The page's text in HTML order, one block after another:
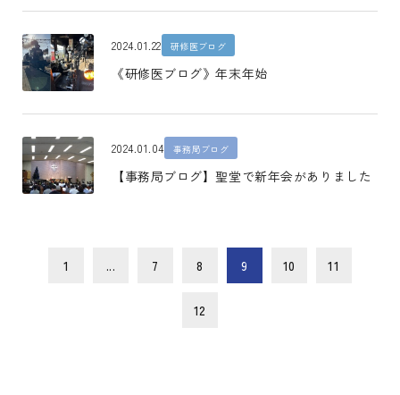
2024.01.22 研修医ブログ
《研修医ブログ》年末年始
2024.01.04 事務局ブログ
【事務局ブログ】聖堂で新年会がありました
1 ... 7 8 9 10 11
12